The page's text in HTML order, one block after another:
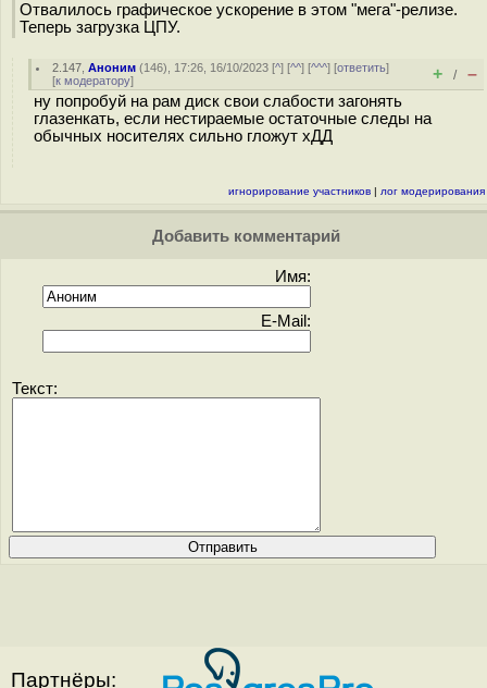
Отвалилось графическое ускорение в этом "мега"-релизе.
Теперь загрузка ЦПУ.
2.147 ,Аноним (146), 17:26, 16/10/2023 [^] [^^] [^^^] [ответить]
[к модератору] + / –
ну попробуй на рам диск свои слабости загонять
глазенкать, если нестираемые остаточные следы на
обычных носителях сильно гложут хДД
игнорирование участников | лог модерирования
Добавить комментарий
Имя:
E-Mail:
Текст:
Партнёры: